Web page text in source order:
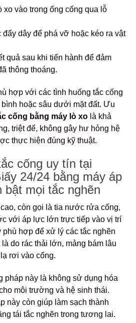
vào trong ống cống qua lỗ
đẩy dây để phá vỡ hoặc kéo ra vật
quả sau khi tiến hành để đảm
thông thoáng.
hợp với các tình huống tắc cống
bình hoặc sâu dưới mặt đất. Ưu
cống bằng máy lò xo là khả
triệt để, không gây hư hỏng hệ
thực hiện đúng kỹ thuật.
cống uy tín tại
24/24 bằng máy áp
mọi tắc nghẽn
còn gọi là tia nước rửa cống,
với áp lực lớn trực tiếp vào vị trí
hợp để xử lý các tắc nghẽn
do rác thải lớn, mảng bám lâu
rơi vào cống.
pháp này là không sử dụng hóa
môi trường và hệ sinh thái.
này còn giúp làm sạch thành
tái tắc nghẽn trong tương lai.